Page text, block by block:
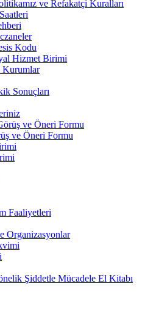
ve Refakatçi Kuralları
Kodu
Hizmet Birimi
Kurumlar
Sonuçları
ve Öneri Formu
ve Öneri Formu
Faaliyetleri
Organizasyonlar
Şiddetle Mücadele El Kitabı